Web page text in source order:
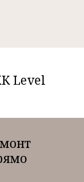
Level